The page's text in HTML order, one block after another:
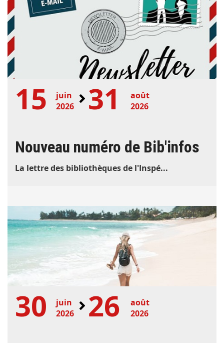
15
juin
2026
31
août
2026
Nouveau numéro de Bib'infos
La lettre des bibliothèques de l'Inspé...
30
juin
2026
26
août
2026